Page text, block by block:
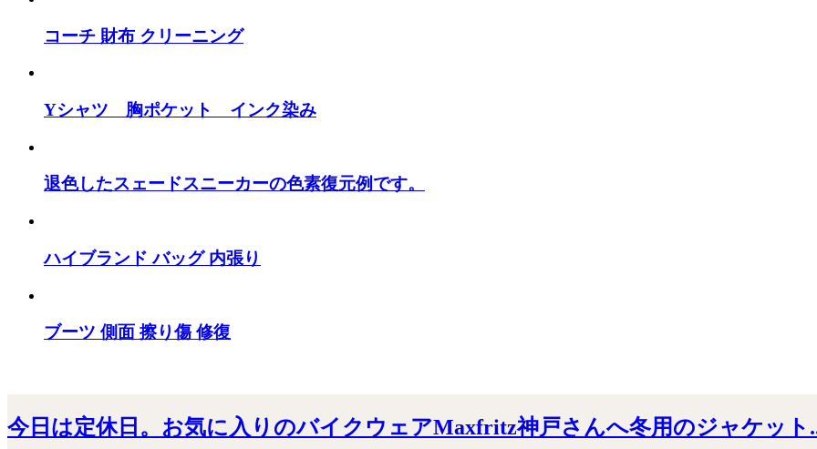
コーチ 財布 クリーニング
Yシャツ 胸ポケット インク染み
退色したスェードスニーカーの色素復元例です。
ハイブランド バッグ 内張り
ブーツ 側面 擦り傷 修復
今日は定休日。お気に入りのバイクウェアMaxfritz神戸さんへ冬用のジャケット